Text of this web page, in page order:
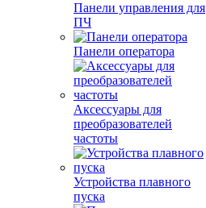
Панели управления для
ПЧ
Панели оператора
Аксессуары для
преобразователей
частоты
Устройства плавного
пуска